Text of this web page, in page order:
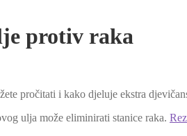
protiv raka
pročitati i kako djeluje ekstra
ulja može eliminirati stanice raka.